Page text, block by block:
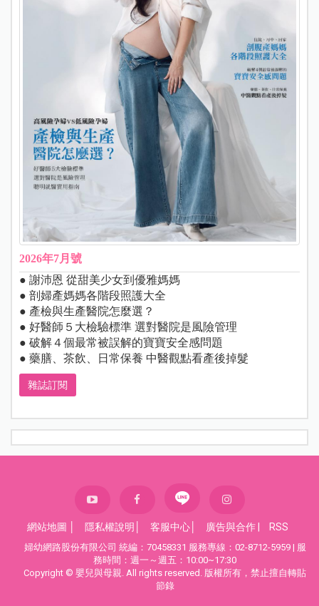
2026年7月號
● 謝沛恩 從甜美少女到優雅媽媽
● 剖婦產媽媽各階段照護大全
● 產檢與生產醫院怎麼選？
● 好醫師５大檢驗標準 選對醫院是風險管理
● 破解４個最常被誤解的寶寶安全感問題
● 藥膳、茶飲、日常保養 中醫觀點看產後掉髮
雜誌訂閱
網站地圖 隱私權說明 客服中心 廣告與合作| RSS
婦幼網路股份有限公司 統編：70458331 服務專線：02-8712-5959 | 服
務時間：週一～週五：10:00~17:30
Copyright © 嬰兒與母親. All rights reserved. 版權所有，禁止擅自轉貼
節錄